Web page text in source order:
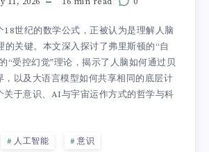
18世纪的数学公式，正被认为是理解人脑
关键。本文深入探讨了弗里斯顿的“自
“受控幻觉”理论，揭示了人脑如何通过贝
，以及大语言模型如何共享相同的底层计
关于意识、AI与宇宙运作方式的哲学与科
人工智能 意识